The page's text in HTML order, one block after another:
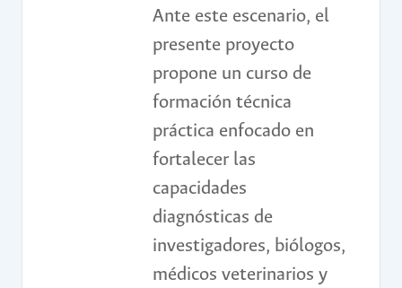
Ante este escenario, el
presente proyecto
propone un curso de
formación técnica
práctica enfocado en
fortalecer las
capacidades
diagnósticas de
investigadores, biólogos,
médicos veterinarios y